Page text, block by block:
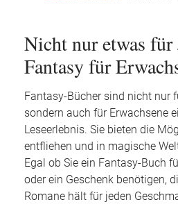
Nicht nur etwas für
Fantasy für
Fantasy-Bücher sind nicht nur
sondern auch für Erwachsene
Leseerlebnis. Sie bieten die
entfliehen und in magische
Egal ob Sie ein Fantasy-Buch
oder ein Geschenk benötigen,
Romane hält für jeden